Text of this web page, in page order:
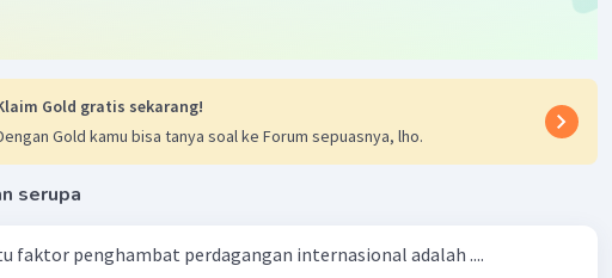
Gold gratis sekarang!
Gold kamu bisa tanya soal ke Forum sepuasnya, lho.
serupa
faktor penghambat perdagangan internasional adalah ....